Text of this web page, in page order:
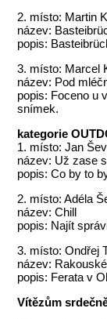
2. místo: Martin
název:
popis:
3. místo: Marcel
název: Pod
popis: Foceno u
snímek.
kategorie
1. místo: Jan
název: Už zase
popis: Co by to
2. místo: Adéla
název: Chill
popis: Najít
3. místo: Ondřej
název:
popis: Ferata v
Vítězům